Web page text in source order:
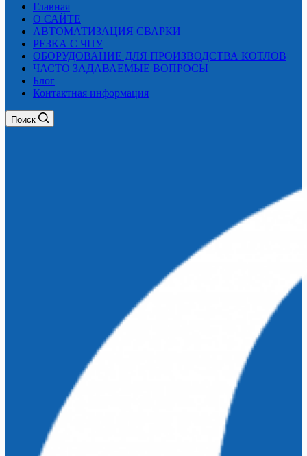
Главная
О САЙТЕ
АВТОМАТИЗАЦИЯ СВАРКИ
РЕЗКА С ЧПУ
ОБОРУДОВАНИЕ ДЛЯ ПРОИЗВОДСТВА КОТЛОВ
ЧАСТО ЗАДАВАЕМЫЕ ВОПРОСЫ
Блог
Контактная информация
Поиск